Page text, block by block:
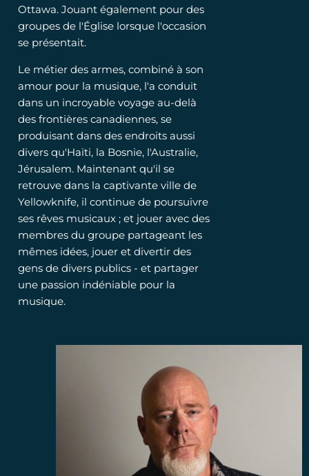
Ottawa. Jouant également pour des
groupes de l'Église lorsque l'occasion
se présentait.
Le métier des armes, combiné à son
amour pour la musique, l'a conduit
dans un incroyable voyage au-delà
des frontières canadiennes, se
produisant dans des endroits aussi
divers qu'Haïti, la Bosnie, l'Australie,
Jérusalem. Maintenant qu'il se
retrouve dans la captivante ville de
Yellowknife, il continue de poursuivre
ses rêves musicaux ; et jouer avec des
membres du groupe partageant les
mêmes idées, jouer et divertir des
gens de divers publics - et partager
une passion indéniable pour la
musique.